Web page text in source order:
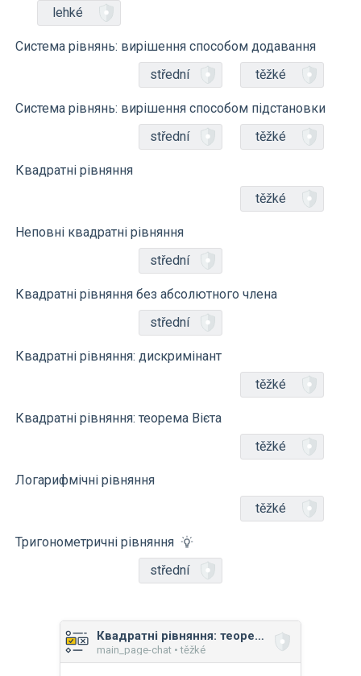
lehké
Система рівнянь: вирішення способом додавання
střední
těžké
Система рівнянь: вирішення способом підстановки
střední
těžké
Квадратні рівняння
těžké
Неповні квадратні рівняння
střední
Квадратні рівняння без абсолютного члена
střední
Квадратні рівняння: дискримінант
těžké
Квадратні рівняння: теорема Вієта
těžké
Логарифмічні рівняння
těžké
Тригонометричні рівняння
střední
Квадратні рівняння: теорема Вієта
main_page-chat • těžké